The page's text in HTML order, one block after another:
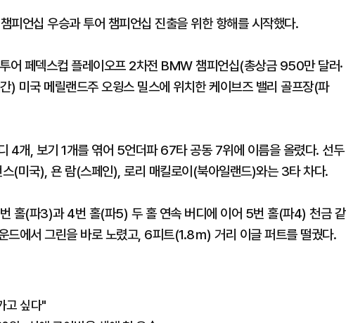
언십 우승과 투어 챔피언십 진출을 위한 항해를 시작했다.
페덱스컵 플레이오프 2차전 BMW 챔피언십(총상금 950만 달러·
) 미국 메릴랜드주 오윙스 밀스에 위치한 케이브즈 밸리 골프장(파
4개, 보기 1개를 엮어 5언더파 67타 공동 7위에 이름을 올렸다. 선두
(미국), 욘 람(스페인), 로리 매킬로이(북아일랜드)와는 3타 차다.
홀(파3)과 4번 홀(파5) 두 홀 연속 버디에 이어 5번 홀(파4) 천금 같
드에서 그린을 바로 노렸고, 6피트(1.8ｍ) 거리 이글 퍼트를 떨궜다.
고 싶다"